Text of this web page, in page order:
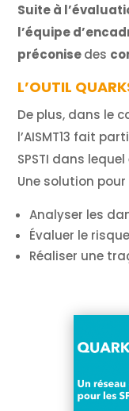
Suite à
l’équipe
préconisedes
L’OUTIL
De plus, dans le
l’AISMT13 fait
SPSTI dans
Une solution pour
Analyser les
Évaluer le
Réaliser une